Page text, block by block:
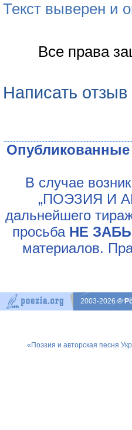
Текст выверен и
Все права
Написать отзыв
Опубликованные
В случае
„ПОЭЗИЯ И
дальнейшего
просьба НЕ
материалов.
2003-2026©
«Поэзия и авторская песня